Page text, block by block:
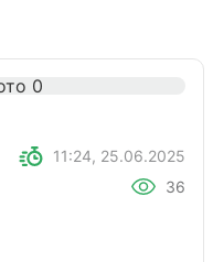
11:24, 25.06.2025
36